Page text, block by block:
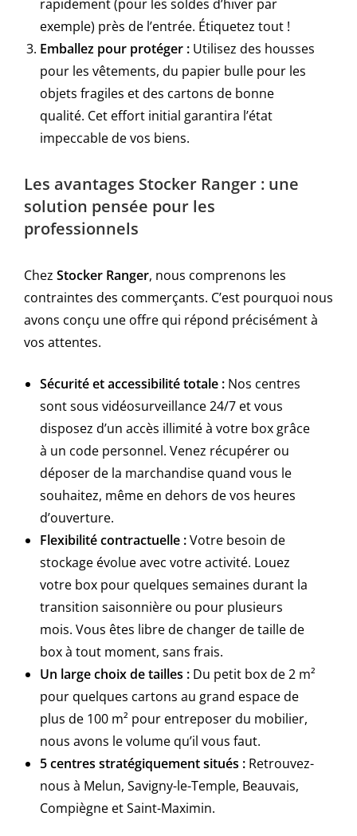
rapidement (pour les soldes d’hiver par
exemple) près de l’entrée. Étiquetez tout !
Emballez pour protéger : Utilisez des housses
pour les vêtements, du papier bulle pour les
objets fragiles et des cartons de bonne
qualité. Cet effort initial garantira l’état
impeccable de vos biens.
Les avantages Stocker Ranger : une
solution pensée pour les
professionnels
Chez Stocker Ranger, nous comprenons les
contraintes des commerçants. C’est pourquoi nous
avons conçu une offre qui répond précisément à
vos attentes.
Sécurité et accessibilité totale : Nos centres
sont sous vidéosurveillance 24/7 et vous
disposez d’un accès illimité à votre box grâce
à un code personnel. Venez récupérer ou
déposer de la marchandise quand vous le
souhaitez, même en dehors de vos heures
d’ouverture.
Flexibilité contractuelle :Votre besoin de
stockage évolue avec votre activité. Louez
votre box pour quelques semaines durant la
transition saisonnière ou pour plusieurs
mois. Vous êtes libre de changer de taille de
box à tout moment, sans frais.
Un large choix de tailles : Du petit box de 2 m²
pour quelques cartons au grand espace de
plus de 100 m² pour entreposer du mobilier,
nous avons le volume qu’il vous faut.
5 centres stratégiquement situés : Retrouvez-
nous à Melun, Savigny-le-Temple, Beauvais,
Compiègne et Saint-Maximin.